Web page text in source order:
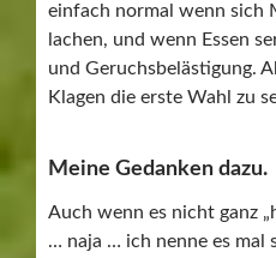
einfach normal wenn sich
lachen, und wenn Essen
und Geruchsbelästigung.
Klagen die erste Wahl zu
Meine Gedanken dazu.
Auch wenn es nicht ganz
… naja … ich nenne es